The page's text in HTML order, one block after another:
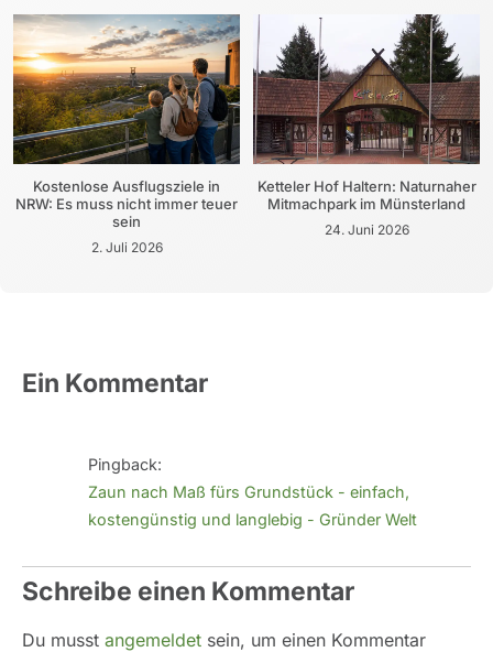
Kostenlose Ausflugsziele in
NRW: Es muss nicht immer teuer
sein
2. Juli 2026
Ketteler Hof Haltern: Naturnaher
Mitmachpark im Münsterland
24. Juni 2026
Ein Kommentar
Pingback:
Zaun nach Maß fürs Grundstück - einfach,
kostengünstig und langlebig - Gründer Welt
Schreibe einen Kommentar
Du musst angemeldet sein, um einen Kommentar